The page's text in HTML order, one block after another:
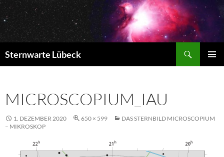
Zum
Inhalt
springen
Sternwarte Lübeck
MICROSCOPIUM_IAU
1. DEZEMBER 2020 650 × 599
DAS STERNBILD MICROSCOPIUM
– MIKROSKOP